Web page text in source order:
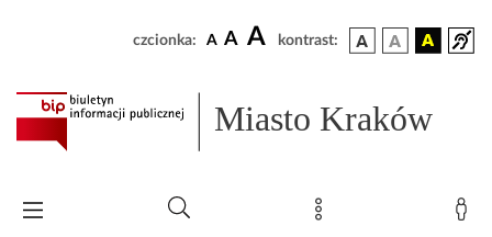
czcionka: A A A kontrast:
Miasto Kraków